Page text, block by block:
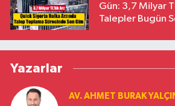
Gün: 3,7 Milyar
Talepler Bugün
Yazarlar
AV. AHMET BURAK